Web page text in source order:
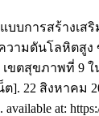
บบการสร้างเส
ามดันโลหิตสูง
ขตสุขภาพที่ 9 ใ
]. 22 สิงหาคม
at: